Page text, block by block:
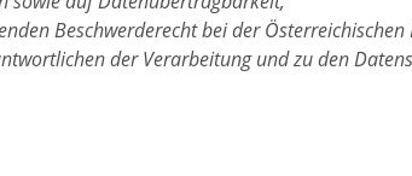
Beschwerderecht bei der
der Verarbeitung und zu den